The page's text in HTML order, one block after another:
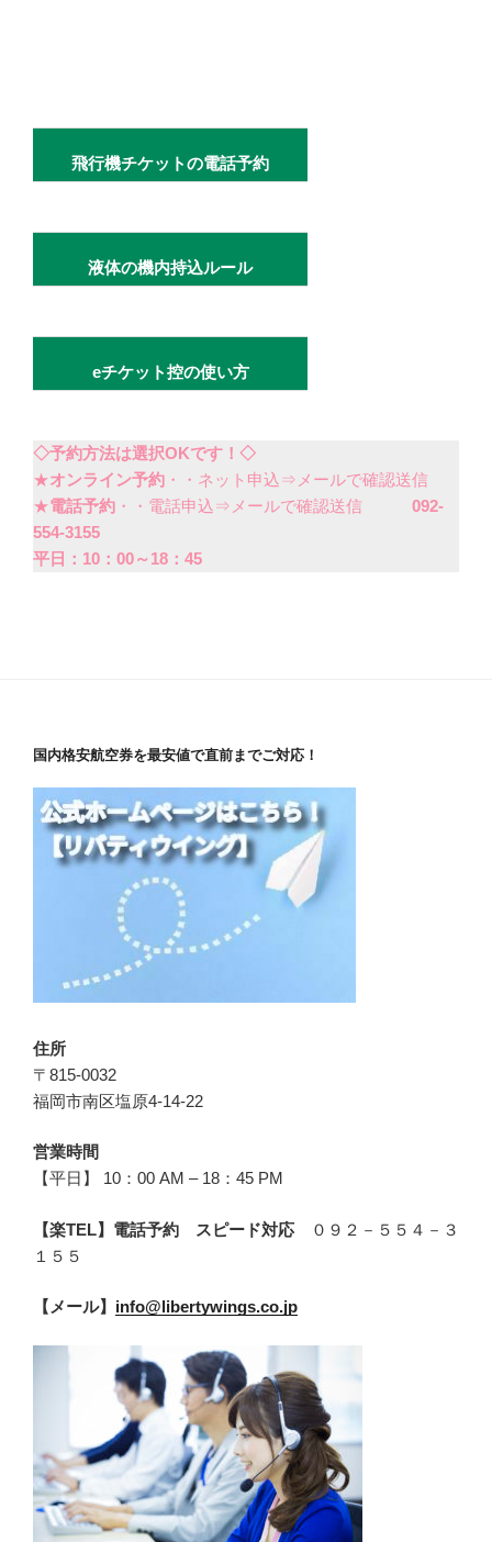
飛行機チケットの電話予約
液体の機内持込ルール
eチケット控の使い方
◇予約方法は選択OKです！◇
★オンライン予約 ・・ネット申込⇒メールで確認送信
★電話予約 ・・電話申込⇒メールで確認送信 092-
554-3155
平日：10：00～18：45
国内格安航空券を最安値で直前までご対応！
住所
〒815-0032
福岡市南区塩原4-14-22
営業時間
【平日】 10：00 AM – 18：45 PM
【楽TEL】電話予約 スピード対応
０９２－５５４－３
１５５
【メール】 info@libertywings.co.jp